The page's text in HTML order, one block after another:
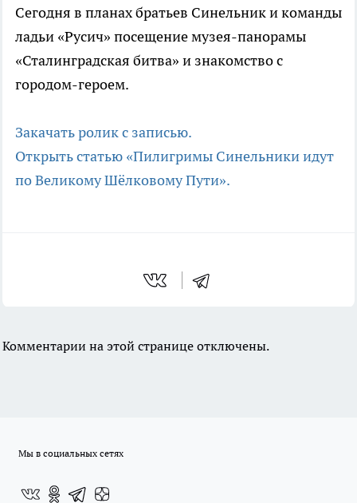
Сегодня в планах братьев Синельник и команды
ладьи «Русич» посещение музея-панорамы
«Сталинградская битва» и знакомство с
городом-героем.
Закачать ролик с записью.
Открыть статью «Пилигримы Синельники идут
по Великому Шёлковому Пути».
Комментарии на этой странице отключены.
Мы в социальных сетях